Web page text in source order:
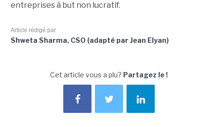
entreprises à but non lucratif.
Article rédigé par
Shweta Sharma, CSO (adapté par Jean Elyan)
Cet article vous a plu? Partagez le !